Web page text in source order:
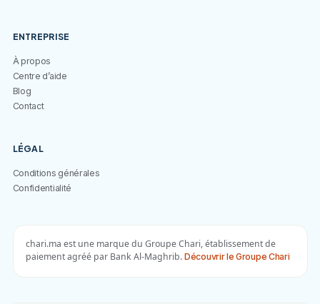
ENTREPRISE
À propos
Centre d’aide
Blog
Contact
LÉGAL
Conditions générales
Confidentialité
chari.ma est une marque du Groupe Chari, établissement de
paiement agréé par Bank Al-Maghrib. Découvrir le Groupe Chari